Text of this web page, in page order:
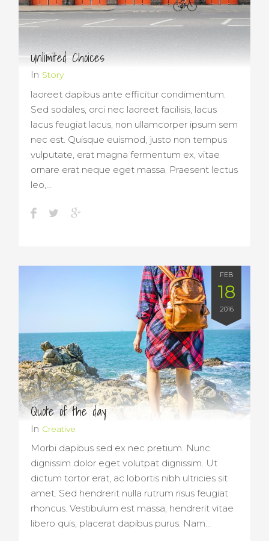
Unlimited Choices
In Story
laoreet dapibus ante efficitur condimentum.
Sed sodales, orci nec laoreet facilisis, lacus
lacus feugiat lacus, non ullamcorper ipsum sem
nec est. Quisque euismod, justo non tempus
vulputate, erat magna fermentum ex, vitae
ornare erat neque eget massa. Praesent lectus
leo,…
FEB
18
2016
Quote of the day
In Creative
Morbi dapibus sed ex nec pretium. Nunc
dignissim dolor eget volutpat dignissim. Ut
dictum tortor erat, ac lobortis nibh ultricies sit
amet. Sed hendrerit nulla rutrum risus feugiat
rhoncus. Vestibulum est massa, hendrerit vitae
libero quis, placerat dapibus purus. Nam…